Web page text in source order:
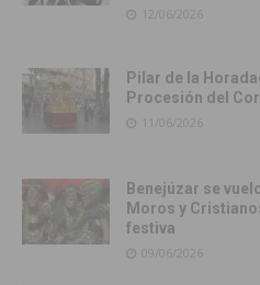
12/06/2026
Pilar de la
Procesión del
11/06/2026
Benejúzar se
Moros y
festiva
09/06/2026